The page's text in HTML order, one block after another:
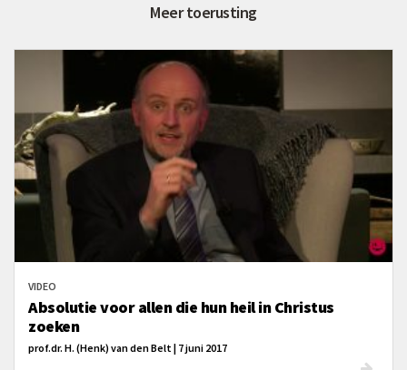
Meer toerusting
VIDEO
Absolutie voor allen die hun heil in Christus
zoeken
prof.dr. H. (Henk) van den Belt | 7 juni 2017